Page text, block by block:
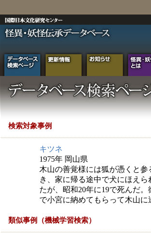
検索対象事例
キツネ
1975年 岡山県
木山の善覚様には狐が憑くと
き、家に帰る途中で犬にほえ
たが、昭和20年に19で死んだ
で小宮に納めてもらって木山に
類似事例（機械学習検索）